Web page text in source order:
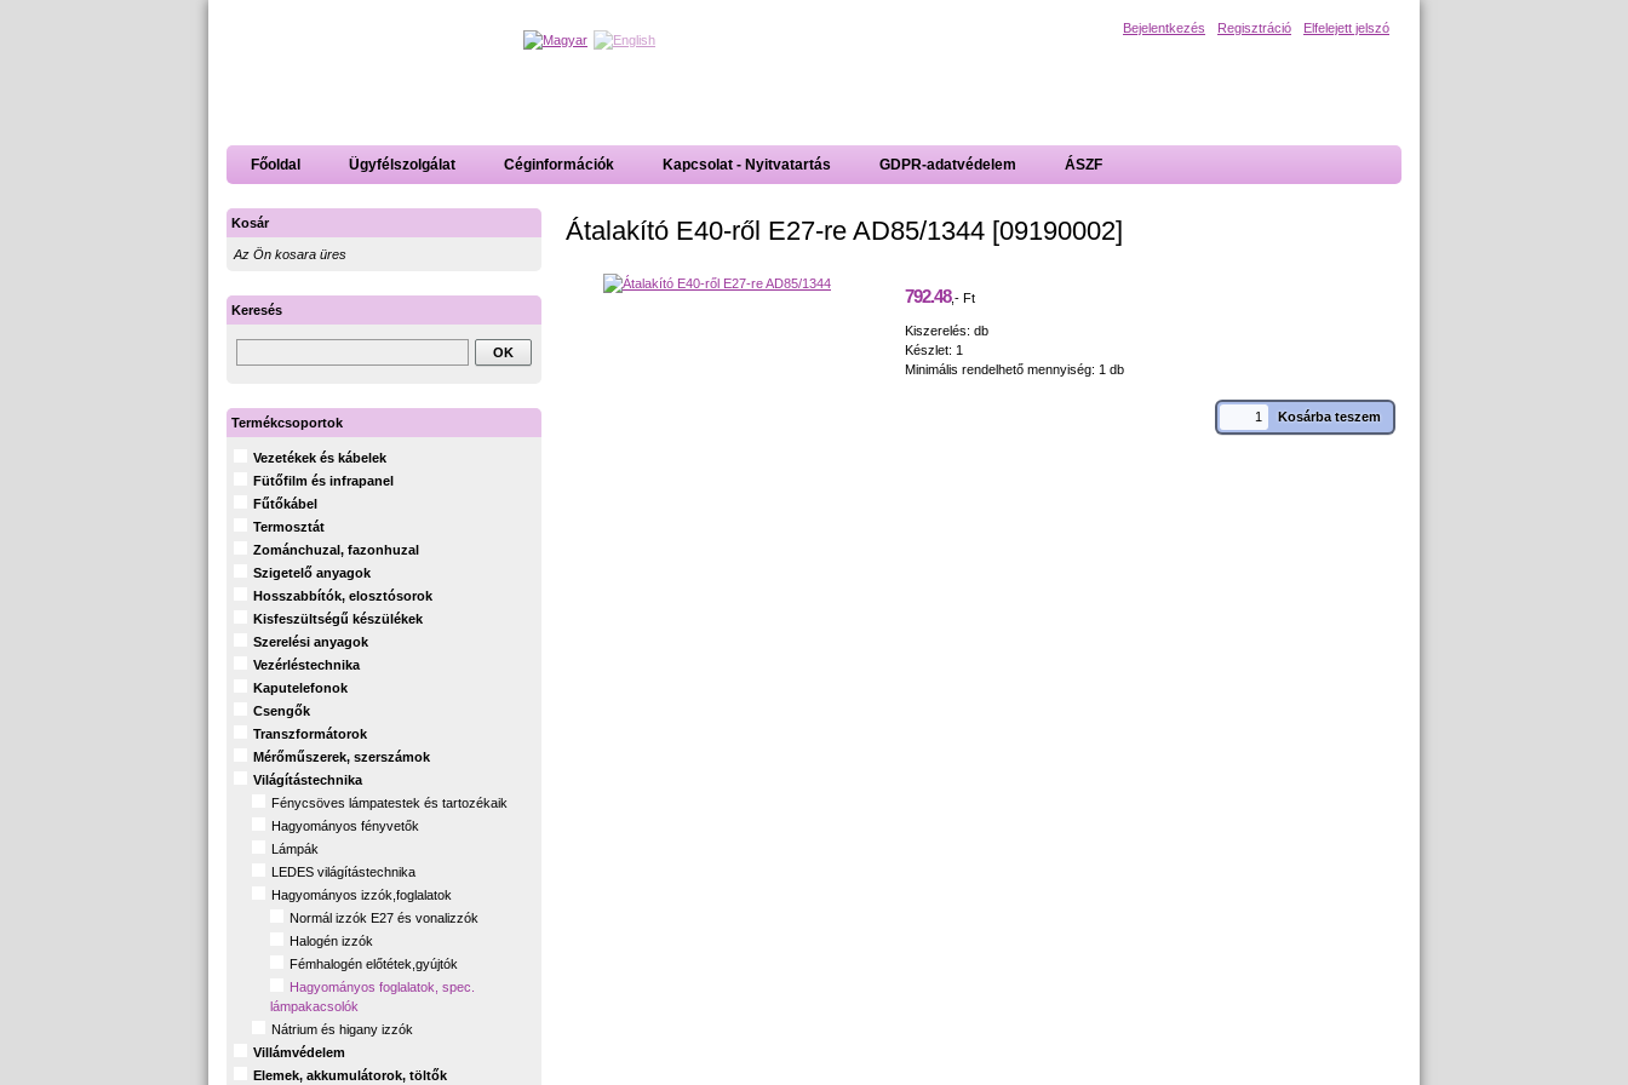
Bejelentkezés Regisztráció Elfelejett jelszó
Főoldal Ügyfélszolgálat Céginformációk Kapcsolat - Nyitvatartás GDPR-adatvédelem ÁSZF
Átalakító E40-ről E27-re AD85/1344 [09190002]
792.48,- Ft
Kiszerelés: db
Készlet: 1
Minimális rendelhető mennyiség: 1 db
Kosár
Az Ön kosara üres
Keresés
Termékcsoportok
Vezetékek és kábelek
Fütőfilm és infrapanel
Fűtőkábel
Termosztát
Zománchuzal, fazonhuzal
Szigetelő anyagok
Hosszabbítók, elosztósorok
Kisfeszültségű készülékek
Szerelési anyagok
Vezérléstechnika
Kaputelefonok
Csengők
Transzformátorok
Mérőműszerek, szerszámok
Világítástechnika
Fénycsöves lámpatestek és tartozékaik
Hagyományos fényvetők
Lámpák
LEDES világítástechnika
Hagyományos izzók,foglalatok
Normál izzók E27 és vonalizzók
Halogén izzók
Fémhalogén előtétek,gyújtók
Hagyományos foglalatok, spec.
lámpakacsolók
Nátrium és higany izzók
Villámvédelem
Elemek, akkumulátorok, töltők